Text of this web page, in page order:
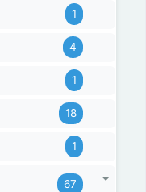
1
4
1
18
1
67